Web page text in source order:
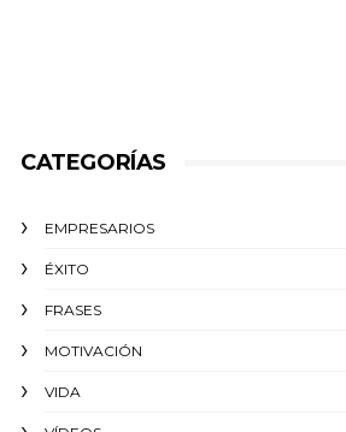
CATEGORÍAS
EMPRESARIOS
ÉXITO‬
FRASES
MOTIVACIÓN
VIDA